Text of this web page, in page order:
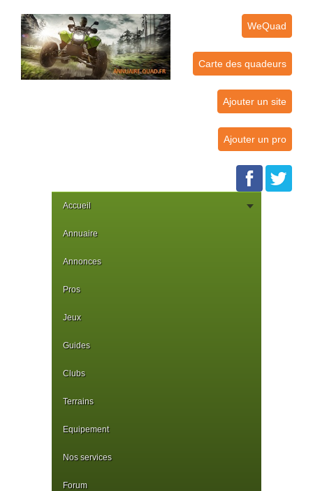
WeQuad
Carte des quadeurs
Ajouter un site
Ajouter un pro
Accueil
Annuaire
Annonces
Pros
Jeux
Guides
Clubs
Terrains
Equipement
Nos services
Forum